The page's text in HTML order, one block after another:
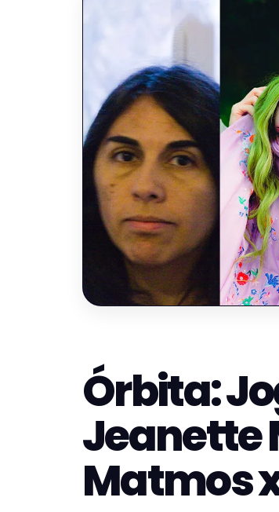
Órbita:
Jeanette
Matmos